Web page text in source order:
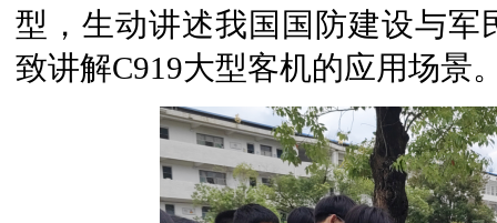
型，生动讲述我国国防建设与
致讲解C919大型客机的应用场景